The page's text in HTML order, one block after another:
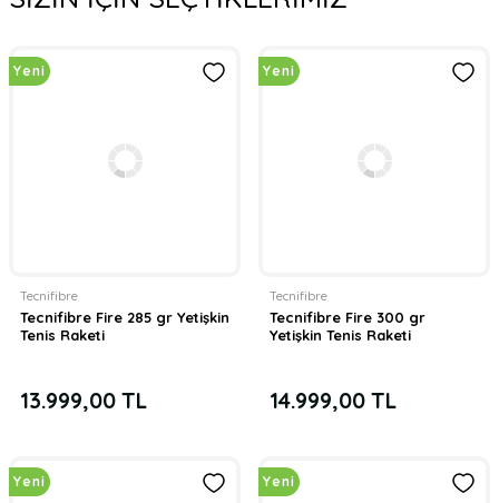
Tecnifibre Logo Damp Titreşim Önleyici
Yeni
Tecnifibre
Tecnifibre Fire 285 gr Yetişkin
Tenis Raketi
13.999,00 TL
Yeni
Tecnifibre
Tecnifibre Fire 300 gr
Yetişkin Tenis Raketi
14.999,00 TL
Yeni Yeni